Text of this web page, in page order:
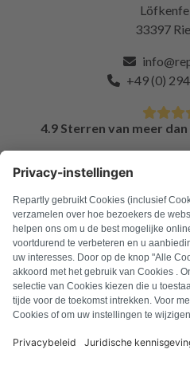
33397
+49 (0)
4.9 Sterren van meer
FAQ
Alle
Over
Druk
Algemene